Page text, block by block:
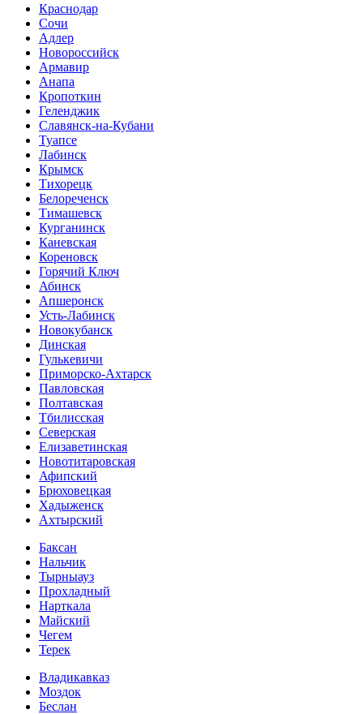
Краснодар
Сочи
Адлер
Новороссийск
Армавир
Анапа
Кропоткин
Геленджик
Славянск-на-Кубани
Туапсе
Лабинск
Крымск
Тихорецк
Белореченск
Тимашевск
Курганинск
Каневская
Кореновск
Горячий Ключ
Абинск
Апшеронск
Усть-Лабинск
Новокубанск
Динская
Гулькевичи
Приморско-Ахтарск
Павловская
Полтавская
Тбилисская
Северская
Елизаветинская
Новотитаровская
Афипский
Брюховецкая
Хадыженск
Ахтырский
Баксан
Нальчик
Тырныауз
Прохладный
Нарткала
Майский
Чегем
Терек
Владикавказ
Моздок
Беслан